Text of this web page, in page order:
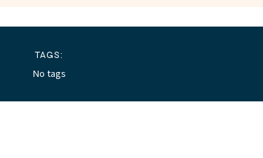
TAGS:
No tags